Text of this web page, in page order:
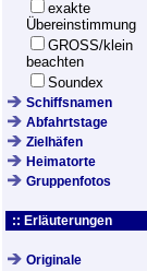
exakte
Übereinstimmung
GROSS/klein
beachten
Soundex
Schiffsnamen
Abfahrtstage
Zielhäfen
Heimatorte
Gruppenfotos
:: Erläuterungen
Originale